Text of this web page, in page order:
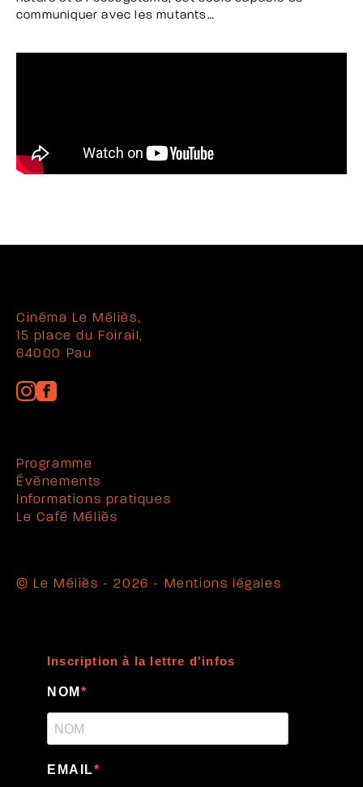
communiquer avec les mutants…
Cinéma Le Méliès,
15 place du Foirail,
64000 Pau
Programme
Évènements
Informations pratiques
Le Café Méliès
© Le Méliès - 2026 - Mentions légales
Inscription à la lettre d'infos
NOM
EMAIL